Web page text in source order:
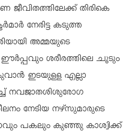
തിരികെ
നേരിട്ട കടുത്ത
അമ്മയുടെ
ശരീരത്തിലെ ചൂടും
ഇടയുളള എല്ലാ
നവജാതശിശുരോഗ
നേടിയ നഴ്സുമാരുടെ
പകലും കുഞ്ഞു കാശ്വിക്ക്